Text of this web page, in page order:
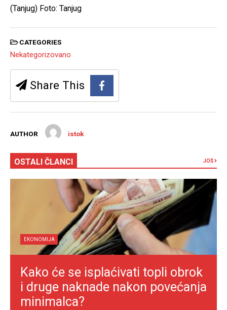
(Tanjug) Foto: Tanjug
CATEGORIES
Nekategorizovano
Share This
AUTHOR istok
OSTALI ČLANCI JOŠ
EKONOMIJA
Kako će se isplaćivati topli obrok
i druge naknade nakon povećanja
minimalca?